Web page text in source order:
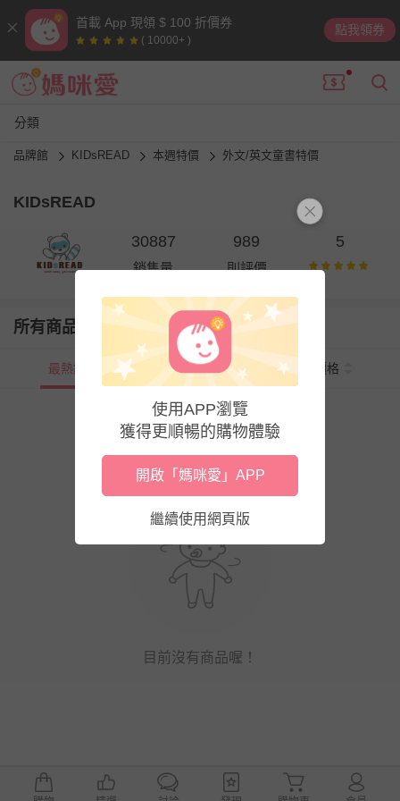
首載 App 現領 $ 100 折價券
( 10000+ )
點我領券
分類
品牌館 KIDsREAD 本週特價 外文/英文童書特價
KIDsREAD
30887
銷售量
989
則評價
5
所有商品
最熱銷 新上市 價格
目前沒有商品喔！
使用APP瀏覽
獲得更順暢的購物體驗
開啟「媽咪愛」APP
繼續使用網頁版